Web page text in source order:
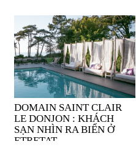
DOMAIN SAINT CLAIR
LE DONJON : KHÁCH
SẠN NHÌN RA BIỂN Ở
ETRETAT